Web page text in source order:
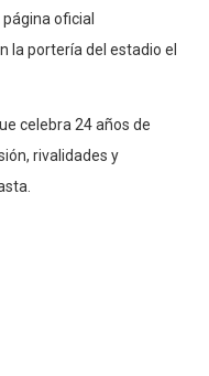
oficial
la portería del estadio el
celebra 24 años de
rivalidades y